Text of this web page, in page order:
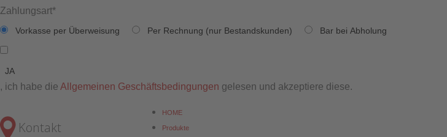
Zahlungsart*
Vorkasse per Überweisung Per Rechnung (nur Bestandskunden) Bar bei Abholung
JA
, ich habe die Allgemeinen Geschäftsbedingungen gelesen und akzeptiere diese.
Kontakt
HOME
Produkte